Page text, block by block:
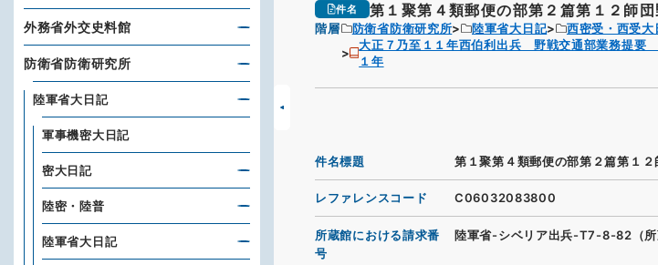
件名 第１聚第４類郵便の部第２篇第１２師団
階層 防衛省防衛研究所 陸軍省大日記 西密受・西受大
大正７乃至１１年西伯利出兵 野戦交通部業務提
１年
件名標題 第１聚第４類郵便の部第２篇第１２
レファレンスコード C06032083800
所蔵館における請求番
号
陸軍省-シベリア出兵-T7-8-82（所
外務省外交史料館
防衛省防衛研究所
陸軍省大日記
軍事機密大日記
密大日記
陸密・陸普
陸軍省大日記